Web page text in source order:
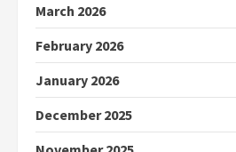
March 2026
February 2026
January 2026
December 2025